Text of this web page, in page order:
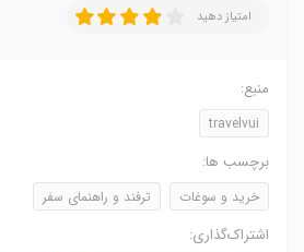
امتیاز دهید
منبع:
travelvui
برچسب ها:
خرید و سوغات ترفند و راهنمای سفر
اشتراک‌گذاری: